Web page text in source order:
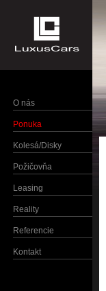
O nás
Ponuka
Kolesá/Disky
Požičovňa
Leasing
Reality
Referencie
Kontakt